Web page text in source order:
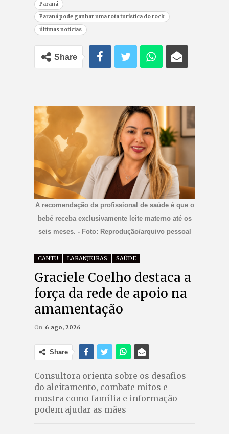
Paraná
Paraná pode ganhar uma rota turística do rock
últimas notícias
Share
A recomendação da profissional de saúde é que o
bebê receba exclusivamente leite materno até os
seis meses. - Foto: Reprodução/arquivo pessoal
CANTU LARANJEIRAS SAÚDE
Graciele Coelho destaca a
força da rede de apoio na
amamentação
On 6 ago, 2026
Share
Consultora orienta sobre os desafios
do aleitamento, combate mitos e
mostra como família e informação
podem ajudar as mães